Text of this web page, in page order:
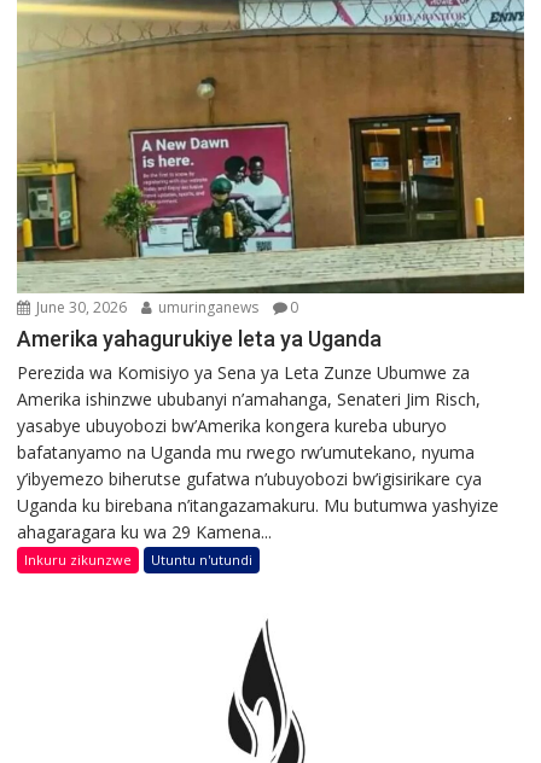
June 30, 2026 umuringanews 0
Amerika yahagurukiye leta ya Uganda
Perezida wa Komisiyo ya Sena ya Leta Zunze Ubumwe za
Amerika ishinzwe ububanyi n’amahanga, Senateri Jim Risch,
yasabye ubuyobozi bw’Amerika kongera kureba uburyo
bafatanyamo na Uganda mu rwego rw’umutekano, nyuma
y’ibyemezo biherutse gufatwa n’ubuyobozi bw’igisirikare cya
Uganda ku birebana n’itangazamakuru. Mu butumwa yashyize
ahagaragara ku wa 29 Kamena...
Inkuru zikunzwe Utuntu n'utundi